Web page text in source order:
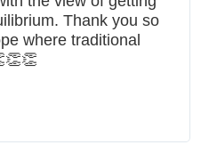
hesitant about
or even sceptical
I really